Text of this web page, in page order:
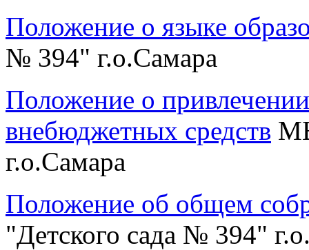
Положение о языке
№ 394" г.о.Самара
Положение о
внебюджетных средств
г.о.Самара
Положение об общем
"Детского сада № 394"